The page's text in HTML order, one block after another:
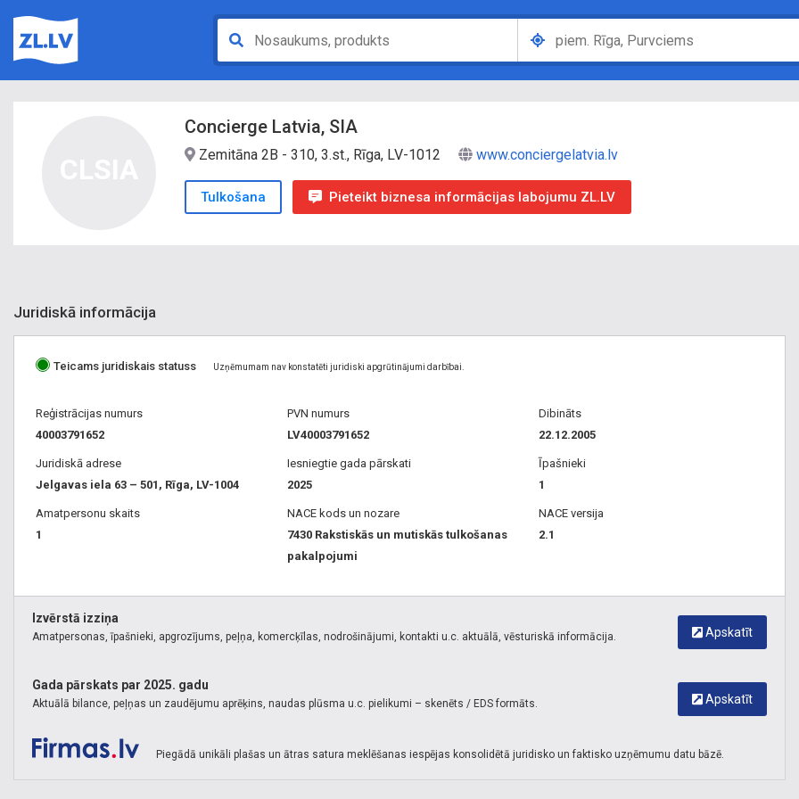
Concierge Latvia, SIA
Zemitāna 2B - 310, 3.st., Rīga, LV-1012 www.conciergelatvia.lv
Tulkošana Pieteikt biznesa informācijas labojumu ZL.LV
Juridiskā informācija
Teicams juridiskais statuss Uzņēmumam nav konstatēti juridiski apgrūtinājumi darbībai.
Reģistrācijas numurs
40003791652
PVN numurs
LV40003791652
Dibināts
22.12.2005
Juridiskā adrese
Jelgavas iela 63 – 501, Rīga, LV-1004
Iesniegtie gada pārskati
2025
Īpašnieki
1
Amatpersonu skaits
1
NACE kods un nozare
7430 Rakstiskās un mutiskās tulkošanas
pakalpojumi
NACE versija
2.1
Apskatīt
Izvērstā izziņa
Amatpersonas, īpašnieki, apgrozījums, peļņa, komercķīlas, nodrošinājumi, kontakti u.c. aktuālā, vēsturiskā informācija.
Apskatīt
Gada pārskats par 2025. gadu
Aktuālā bilance, peļņas un zaudējumu aprēķins, naudas plūsma u.c. pielikumi – skenēts / EDS formāts.
Piegādā unikāli plašas un ātras satura meklēšanas iespējas konsolidētā juridisko un faktisko uzņēmumu datu bāzē.